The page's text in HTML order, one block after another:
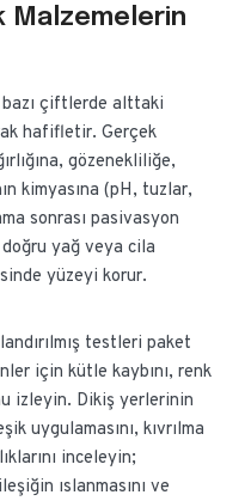
Malzemelerin
çiftlerde alttaki
hafifletir. Gerçek
gözenekliliğe,
kimyasına (pH, tuzlar,
sonrası pasivasyon
yağ veya cila
yüzeyi korur.
testleri paket
için kütle kaybını, renk
izleyin. Dikiş yerlerinin
uygulamasını, kıvrılma
inceleyin;
ıslanmasını ve